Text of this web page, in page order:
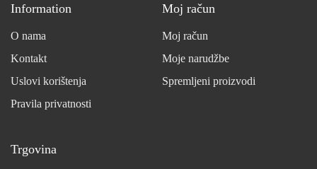
Information
O nama
Kontakt
Uslovi korištenja
Pravila privatnosti
Moj račun
Moj račun
Moje narudžbe
Spremljeni proizvodi
Trgovina